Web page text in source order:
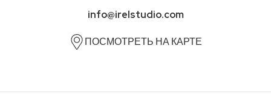
info@irelstudio.com
ПОСМОТРЕТЬ НА КАРТЕ